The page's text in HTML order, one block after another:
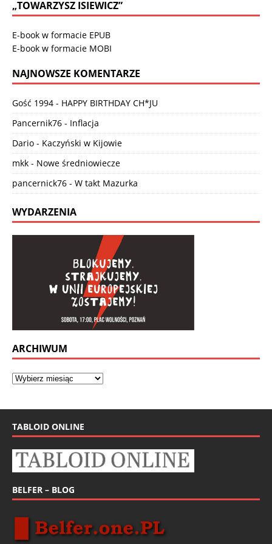
„TOWARZYSZ ISIEWICZ”
E-book w formacie EPUB
E-book w formacie MOBI
NAJNOWSZE KOMENTARZE
Gość 1994 - HAPPY BIRTHDAY CH*JU
Pancernik76 - Inflacja
Dario - Kaczyński w Kijowie
mkk - Nowe średniowiecze
pancernick76 - W takt Mazurka
WYDARZENIA
ARCHIWUM
TABLOID ONLINE
BELFER – BLOG